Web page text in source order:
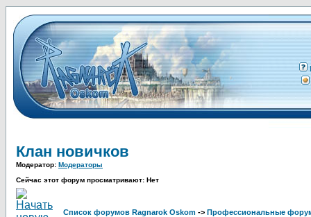
Клан новичков
Модератор: Модераторы
Сейчас этот форум просматривают: Нет
Список форумов Ragnarok Oskom -> Профессиональные